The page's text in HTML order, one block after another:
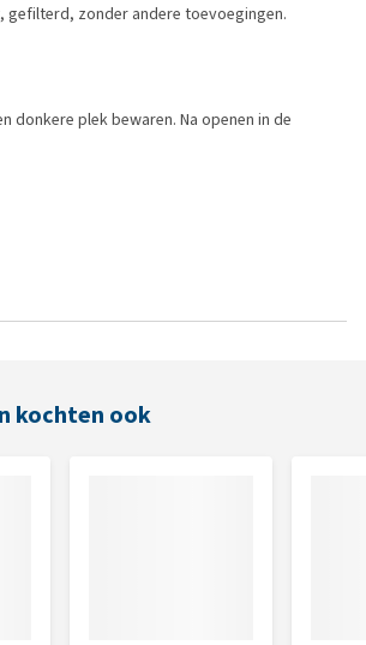
gefilterd, zonder andere toevoegingen.
donkere plek bewaren. Na openen in de
kochten ook